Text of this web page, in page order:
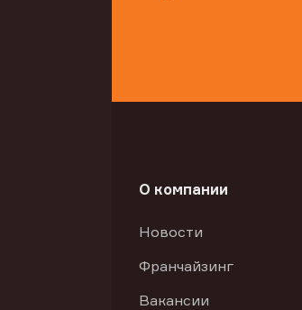
О компании
Новости
Франчайзинг
Вакансии